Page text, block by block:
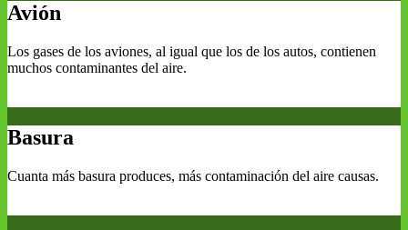
Avión
Los gases de los aviones, al igual que los de los autos, contienen
muchos contaminantes del aire.
Basura
Cuanta más basura produces, más contaminación del aire causas.